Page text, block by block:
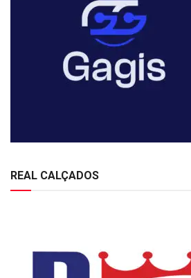
REAL CALÇADOS